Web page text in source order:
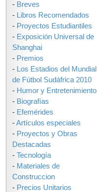
- Breves
- Libros Recomendados
- Proyectos Estudiantiles
- Exposición Universal de
Shanghai
- Premios
- Los Estadios del Mundial
de Fútbol Sudáfrica 2010
- Humor y Entretenimiento
- Biografías
- Efemérides
-Artículos especiales
- Proyectos y Obras
Destacadas
- Tecnología
- Materiales de
Construccion
- Precios Unitarios